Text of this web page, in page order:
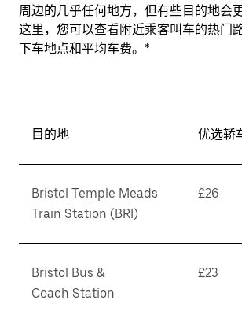
周边的几乎任何地方，但有些目的地会
这里，您可以查看附近乘客叫车的热门
下车地点和平均车费。*
目的地 优选轿
Bristol Temple Meads
Train Station (BRI)
£26
Bristol Bus &
Coach Station
£23